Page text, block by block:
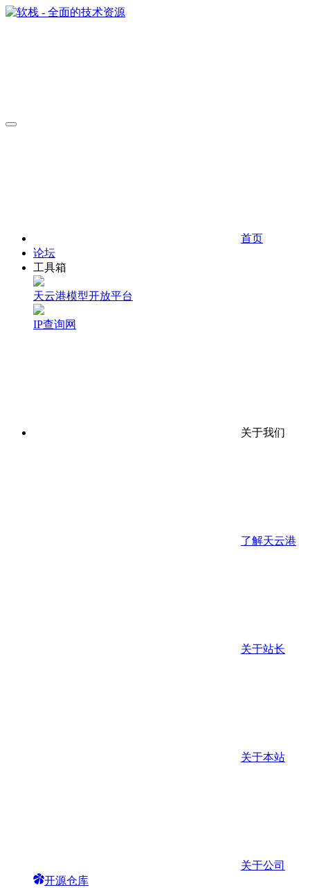
首页
论坛
工具箱
天云港模型开放平台
IP查询网
关于我们
了解天云港
关于站长
关于本站
关于公司
开源仓库